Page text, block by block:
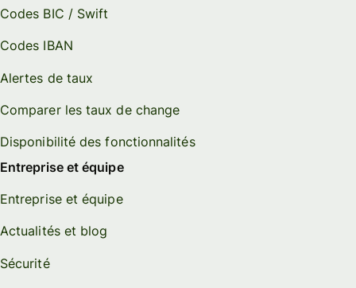
Codes BIC / Swift
Codes IBAN
Alertes de taux
Comparer les taux de change
Disponibilité des fonctionnalités
Entreprise et équipe
Entreprise et équipe
Actualités et blog
Sécurité